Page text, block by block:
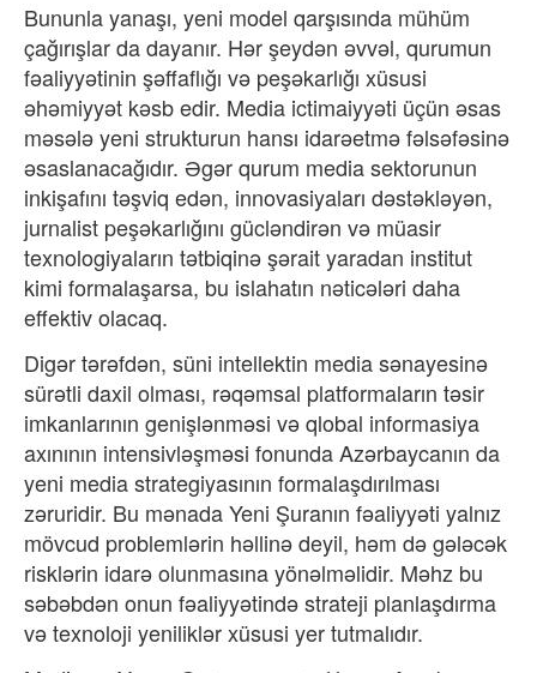
Bununla yanaşı, yeni model qarşısında mühüm
çağırışlar da dayanır. Hər şeydən əvvəl, qurumun
fəaliyyətinin şəffaflığı və peşəkarlığı xüsusi
əhəmiyyət kəsb edir. Media ictimaiyyəti üçün əsas
məsələ yeni strukturun hansı idarəetmə fəlsəfəsinə
əsaslanacağıdır. Əgər qurum media sektorunun
inkişafını təşviq edən, innovasiyaları dəstəkləyən,
jurnalist peşəkarlığını gücləndirən və müasir
texnologiyaların tətbiqinə şərait yaradan institut
kimi formalaşarsa, bu islahatın nəticələri daha
effektiv olacaq.
Digər tərəfdən, süni intellektin media sənayesinə
sürətli daxil olması, rəqəmsal platformaların təsir
imkanlarının genişlənməsi və qlobal informasiya
axınının intensivləşməsi fonunda Azərbaycanın da
yeni media strategiyasının formalaşdırılması
zəruridir. Bu mənada Yeni Şuranın fəaliyyəti yalnız
mövcud problemlərin həllinə deyil, həm də gələcək
risklərin idarə olunmasına yönəlməlidir. Məhz bu
səbəbdən onun fəaliyyətində strateji planlaşdırma
və texnoloji yeniliklər xüsusi yer tutmalıdır.